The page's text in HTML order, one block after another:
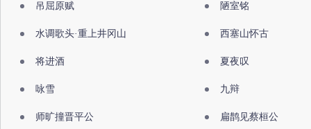
吊屈原赋 陋室铭
水调歌头·重上井冈山 西塞山怀古
将进酒 夏夜叹
咏雪 九辩
师旷撞晋平公 扁鹊见蔡桓公